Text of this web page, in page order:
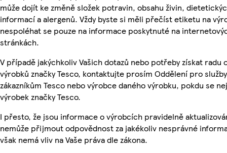
může dojít ke změně složek potravin, obsahu živin,
informací a alergenů. Vždy byste si měli přečíst etiketu na
nespoléhat se pouze na informace poskytnuté na
stránkách.
V případě jakýchkoliv Vašich dotazů nebo potřeby získat radu
výrobků značky Tesco, kontaktujte prosím Oddělení pro služby
zákazníkům Tesco nebo výrobce daného výrobku, pokdu se
výrobek značky Tesco.
I přesto, že jsou informace o výrobcích pravidelně
nemůže přijmout odpovědnost za jakékoliv nesprávné
však nemá vliv na Vaše práva dle zákona.